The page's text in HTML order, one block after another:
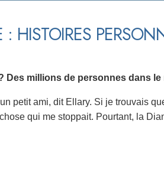
HISTOIRES
Des millions de personnes dans le
petit ami, dit Ellary. Si je trouvais
qui me stoppait. Pourtant, la